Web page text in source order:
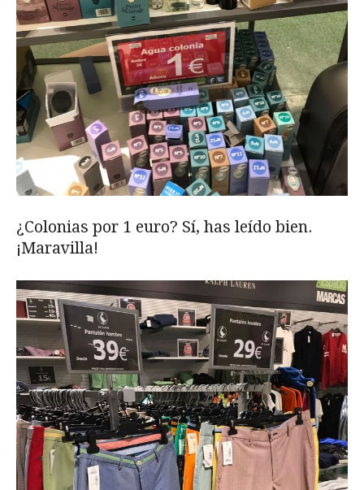
¿Colonias por 1 euro? Sí, has leído bien.
¡Maravilla!